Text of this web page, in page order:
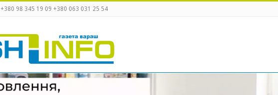
+380 98 345 19 09 +380 063 031 25 54